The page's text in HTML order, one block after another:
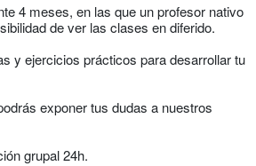
4 meses, en las que un profesor nativo
de ver las clases en diferido.
y ejercicios prácticos para desarrollar tu
exponer tus dudas a nuestros
grupal 24h.